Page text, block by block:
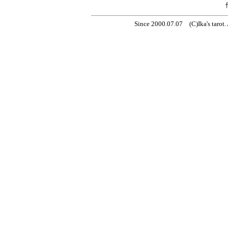
Since 2000.07.07 (C)Ika's